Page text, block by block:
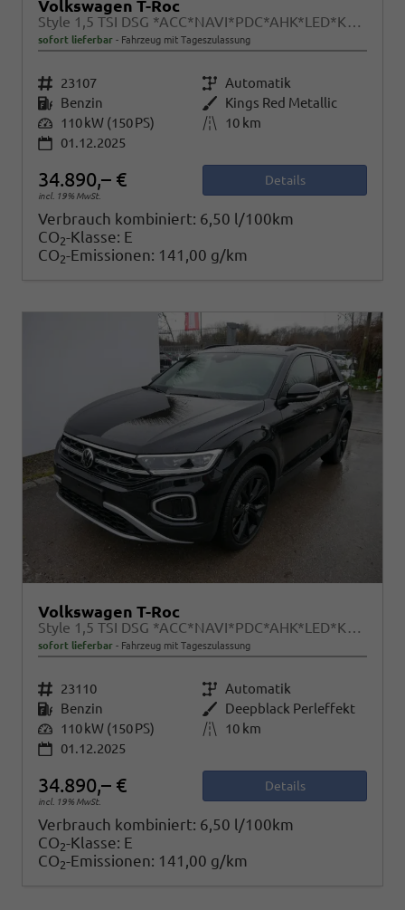
Volkswagen T-Roc
Style 1,5 TSI DSG *ACC*NAVI*PDC*AHK*LED*KAMERA*TEMPOMAT*19-ZOLL
sofort lieferbar Fahrzeug mit Tageszulassung
Fahrzeugnr. 23107 Getriebe Automatik
Kraftstoff Benzin Außenfarbe Kings Red Metallic
Leistung 110 kW (150 PS) Kilometerstand
10 km
01.12.2025
34.890,– €
incl. 19% MwSt.
Details
Verbrauch kombiniert: 6,50 l/100km
CO2-Klasse: E
CO2-Emissionen: 141,00 g/km
Volkswagen T-Roc
Style 1,5 TSI DSG *ACC*NAVI*PDC*AHK*LED*KAMERA*TEMPOMAT*19-ZOLL
sofort lieferbar Fahrzeug mit Tageszulassung
Fahrzeugnr. 23110 Getriebe Automatik
Kraftstoff Benzin Außenfarbe Deepblack Perleffekt
Leistung 110 kW (150 PS) Kilometerstand
10 km
01.12.2025
34.890,– €
incl. 19% MwSt.
Details
Verbrauch kombiniert: 6,50 l/100km
CO2-Klasse: E
CO2-Emissionen: 141,00 g/km